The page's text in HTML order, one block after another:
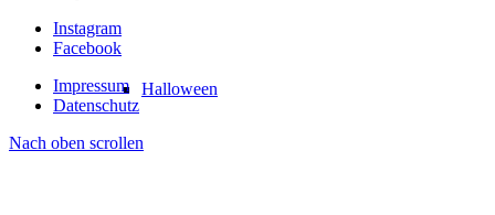
Halloween
Instagram
Facebook
Impressum
Datenschutz
Nach oben scrollen